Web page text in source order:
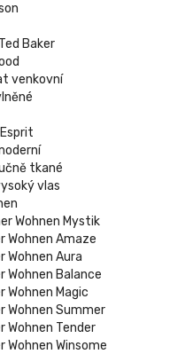
Baker
venkovní
tkané
vlas
Wohnen Mystik
Wohnen Amaze
Wohnen Aura
Wohnen Balance
Wohnen Magic
Wohnen Summer
Wohnen Tender
Wohnen Winsome